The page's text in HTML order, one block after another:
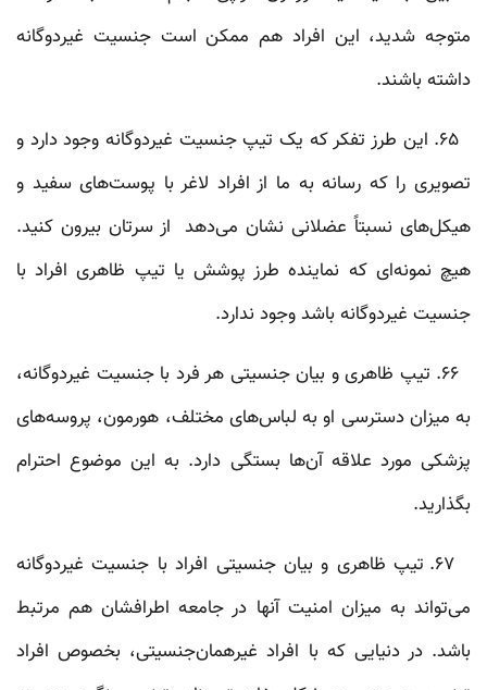
متوجه شدید، این افراد هم ممکن است جنسیت غیردوگانه
داشته باشند.
۶۵. این طرز تفکر که یک تیپ جنسیت غیردوگانه وجود دارد و
تصویری را که رسانه به ما از افراد لاغر با پوست‌های سفید و
هیکل‌های نسبتاً عضلانی نشان می‌دهد از سرتان بیرون کنید.
هیچ نمونه‌ای که نماینده‌ طرز پوشش یا تیپ ظاهری افراد با
جنسیت غیردوگانه باشد وجود ندارد.
۶۶. تیپ ظاهری و بیان جنسیتی هر فرد با جنسیت غیردوگانه،
به میزان دسترسی او به لباس‌های مختلف، هورمون، پروسه‌های
پزشکی‌ مورد علاقه ‌آن‌ها بستگی دارد. به این موضوع احترام
بگذارید.
۶۷. تیپ ظاهری و بیان جنسیتی افراد با جنسیت غیردوگانه
می‌تواند به میزان امنیت آنها در جامعه‌ اطرافشان هم مرتبط
باشد. در دنیایی که با افراد غیرهمان‌جنسیتی، بخصوص افراد